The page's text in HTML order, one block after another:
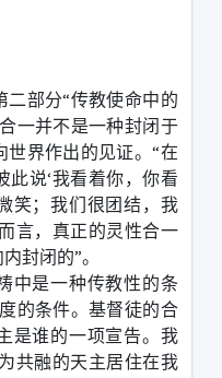
二部分“传教使命中的
一并不是一种封闭于
世界作出的见证。“在
此说‘我看着你，你看
笑；我们很团结，我
言，真正的灵性合一
封闭的”。
中是一种传教性的条
的条件。基督徒的合
是谁的一项宣告。我
共融的天主居住在我